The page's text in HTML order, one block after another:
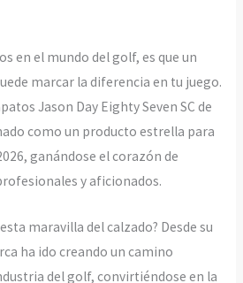
en el mundo del golf, es que un
marcar la diferencia en tu juego.
Jason Day Eighty Seven SC de
como un producto estrella para
ganándose el corazón de
y aficionados.
maravilla del calzado? Desde su
ha ido creando un camino
del golf, convirtiéndose en la